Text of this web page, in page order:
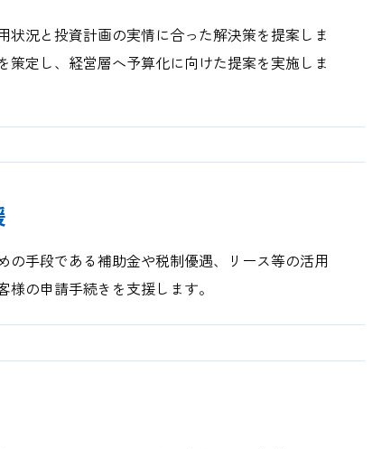
状況と投資計画の実情に合った解決策を提案しま
策定し、経営層へ予算化に向けた提案を実施しま
の手段である補助金や税制優遇、リース等の活用
様の申請手続きを支援します。